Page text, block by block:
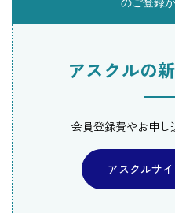
アスクルの
会員登録費やお申し
アスクルサ